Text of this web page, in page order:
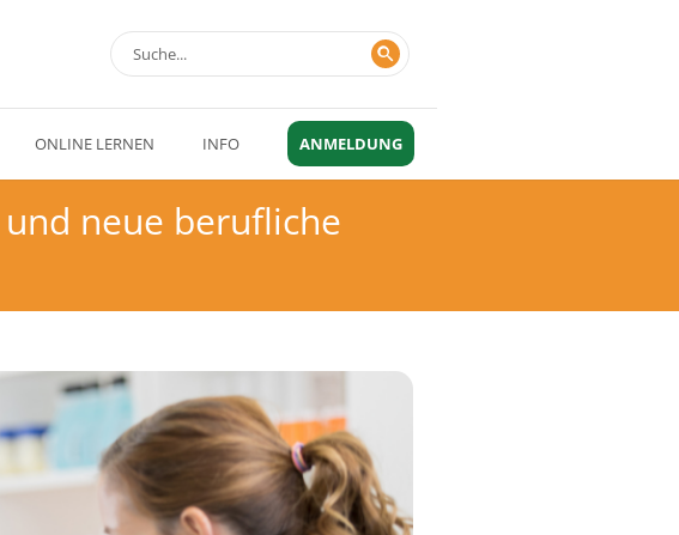
ONLINE LERNEN INFO ANMELDUNG
neue berufliche